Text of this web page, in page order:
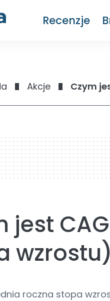
Recenzje
Akcje Czym
jest
roczna stopa